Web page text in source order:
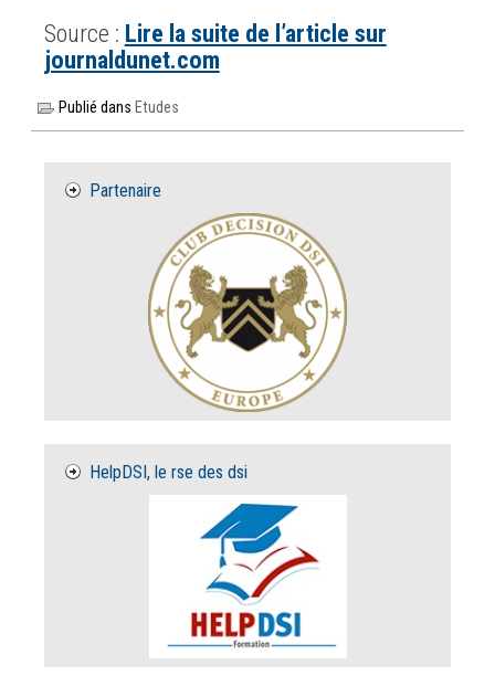
Source : Lire la suite de l’article sur
journaldunet.com
Publié dans Etudes
Partenaire
HelpDSI, le rse des dsi